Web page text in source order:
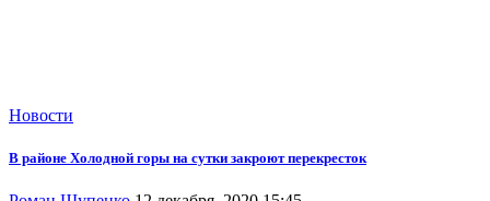
Новости
В районе Холодной горы на сутки закроют перекресток